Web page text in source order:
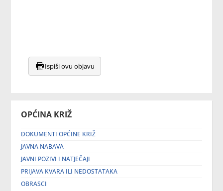
OPĆINA KRIŽ
DOKUMENTI OPĆINE KRIŽ
JAVNA NABAVA
JAVNI POZIVI I NATJEČAJI
PRIJAVA KVARA ILI NEDOSTATAKA
OBRASCI
Ispiši ovu objavu